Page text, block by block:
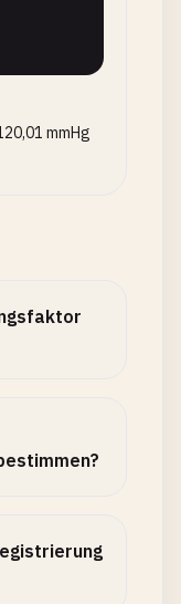
mmHg